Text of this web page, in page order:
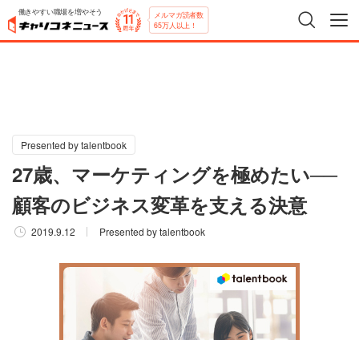
働きやすい職場を増やそう メルマガ読者数
65万人以上！
Presented by talentbook
27歳、マーケティングを極めたい──
顧客のビジネス変革を支える決意
2019.9.12 Presented by talentbook